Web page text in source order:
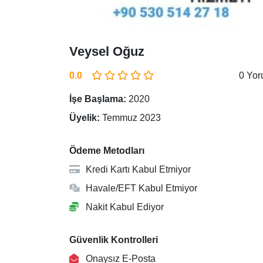
Veysel Oğuz
0.0 0
İşe Başlama: 2020
Üyelik: Temmuz 2023
Ödeme Metodları
Kredi Kartı Kabul Etmiyor
Havale/EFT Kabul Etmiyor
Nakit Kabul Ediyor
Güvenlik Kontrolleri
Onaysız E-Posta